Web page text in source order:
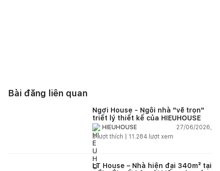
Bài đăng liên quan
Ngơi House - Ngôi nhà "vẽ trọn"
triết lý thiết kế của HIEUHOUSE
HIEUHOUSE
27/06/2026,
3lượt thích | 11.284 lượt xem
LT House – Nhà hiện đại 340m² tại